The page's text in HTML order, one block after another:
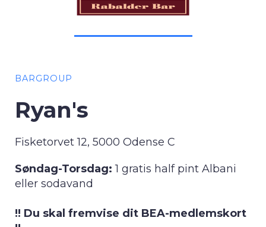
BARGROUP
Ryan's
Fisketorvet 12, 5000 Odense C
Søndag-Torsdag:1 gratis half pint Albani
eller sodavand
!! Du skal fremvise dit BEA-medlemskort